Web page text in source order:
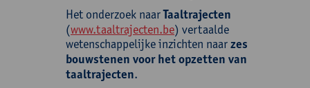
Het onderzoek naarTaaltrajecten
(www.taaltrajecten.be) vertaalde
wetenschappelijke inzichten naarzes
bouwstenen voor het opzetten van
taaltrajecten.